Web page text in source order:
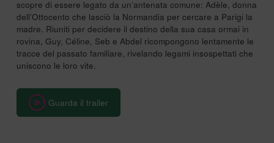
scopre di essere legato da un’antenata comune: Adèle, donna
dell’Ottocento che lasciò la Normandia per cercare a Parigi la
madre. Riuniti per decidere il destino della sua casa ormai in
rovina, Guy, Céline, Seb e Abdel ricompongono lentamente le
tracce del passato familiare, rivelando legami insospettati che
uniscono le loro vite.
Guarda il trailer